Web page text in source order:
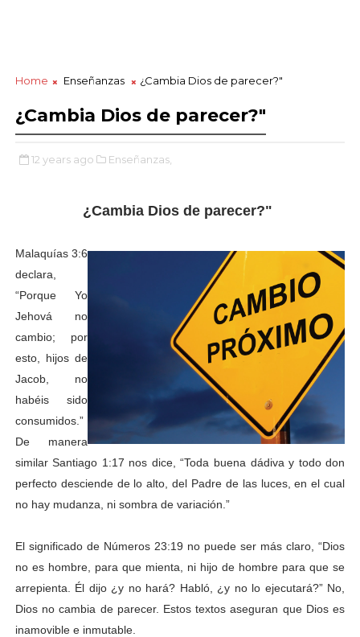
Home Enseñanzas ¿Cambia Dios de parecer?"
¿Cambia Dios de parecer?"
12 years ago Enseñanzas,
¿Cambia Dios de parecer?"
Malaquías 3:6
declara,
“Porque Yo
Jehová no
cambio; por
esto, hijos de
Jacob, no
habéis sido
consumidos.”
De manera
similar Santiago 1:17 nos dice, “Toda buena dádiva y todo don
perfecto desciende de lo alto, del Padre de las luces, en el cual
no hay mudanza, ni sombra de variación.”
El significado de Números 23:19 no puede ser más claro, “Dios
no es hombre, para que mienta, ni hijo de hombre para que se
arrepienta. Él dijo ¿y no hará? Habló, ¿y no lo ejecutará?” No,
Dios no cambia de parecer. Estos textos aseguran que Dios es
inamovible e inmutable.